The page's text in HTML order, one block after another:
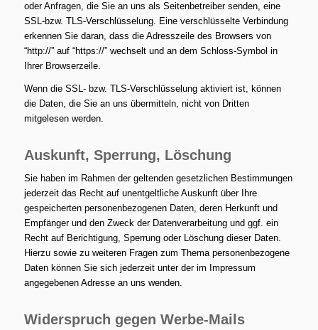
oder Anfragen, die Sie an uns als Seitenbetreiber senden, eine
SSL-bzw. TLS-Verschlüsselung. Eine verschlüsselte Verbindung
erkennen Sie daran, dass die Adresszeile des Browsers von
“http://” auf “https://” wechselt und an dem Schloss-Symbol in
Ihrer Browserzeile.
Wenn die SSL- bzw. TLS-Verschlüsselung aktiviert ist, können
die Daten, die Sie an uns übermitteln, nicht von Dritten
mitgelesen werden.
Auskunft, Sperrung, Löschung
Sie haben im Rahmen der geltenden gesetzlichen Bestimmungen
jederzeit das Recht auf unentgeltliche Auskunft über Ihre
gespeicherten personenbezogenen Daten, deren Herkunft und
Empfänger und den Zweck der Datenverarbeitung und ggf. ein
Recht auf Berichtigung, Sperrung oder Löschung dieser Daten.
Hierzu sowie zu weiteren Fragen zum Thema personenbezogene
Daten können Sie sich jederzeit unter der im Impressum
angegebenen Adresse an uns wenden.
Widerspruch gegen Werbe-Mails